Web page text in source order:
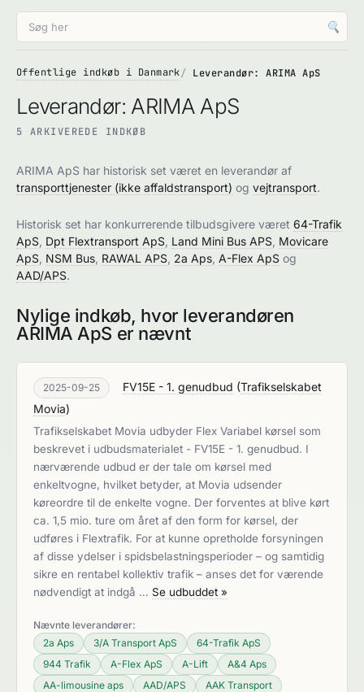
🔍
Offentlige indkøb i Danmark Leverandør: ARIMA ApS
Leverandør: ARIMA ApS
5 ARKIVEREDE INDKØB
ARIMA ApS har historisk set været en leverandør af
transporttjenester (ikke affaldstransport) og vejtransport.
Historisk set har konkurrerende tilbudsgivere været 64-Trafik
ApS Dpt Flextransport ApS Land Mini Bus APS Movicare
ApS NSM Bus RAWAL APS 2a Aps A-Flex ApS og
AAD/APS.
Nylige indkøb, hvor leverandøren
ARIMA ApS er nævnt
2025-09-25 FV15E - 1. genudbud (Trafikselskabet
Movia)
Trafikselskabet Movia udbyder Flex Variabel kørsel som
beskrevet i udbudsmaterialet - FV15E - 1. genudbud. I
nærværende udbud er der tale om kørsel med
enkeltvogne, hvilket betyder, at Movia udsender
køreordre til de enkelte vogne. Der forventes at blive kørt
ca. 1,5 mio. ture om året af den form for kørsel, der
udføres i Flextrafik. For at kunne opretholde forsyningen
af disse ydelser i spidsbelastningsperioder – og samtidig
sikre en rentabel kollektiv trafik – anses det for værende
nødvendigt at indgå … Se udbuddet »
Nævnte leverandører:
2a Aps
3/A Transport ApS
64-Trafik ApS
944 Trafik
A-Flex ApS A-Lift
A&4 Aps
AA-limousine aps
AAD/APS
AAK Transport